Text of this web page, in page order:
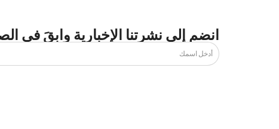
انضم إلى نشرتنا الإخبارية وابقَ في